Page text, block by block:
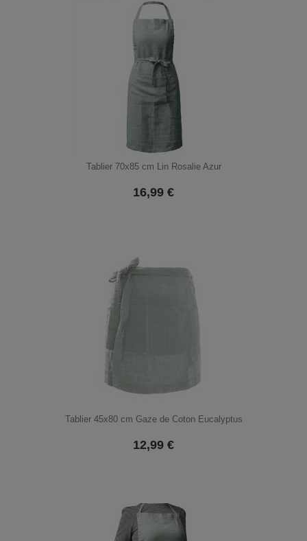
Tablier 70x85 cm Lin Rosalie Azur
16,99 €
Tablier 45x80 cm Gaze de Coton Eucalyptus
12,99 €